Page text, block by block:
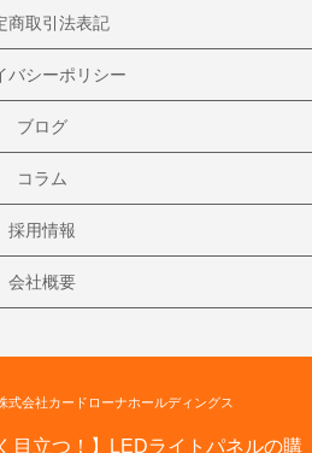
商取引法表記
バシーポリシー
ブログ
コラム
採用情報
会社概要
式会社カードローナホールディングス
目立つ！】LEDライトパネルの購